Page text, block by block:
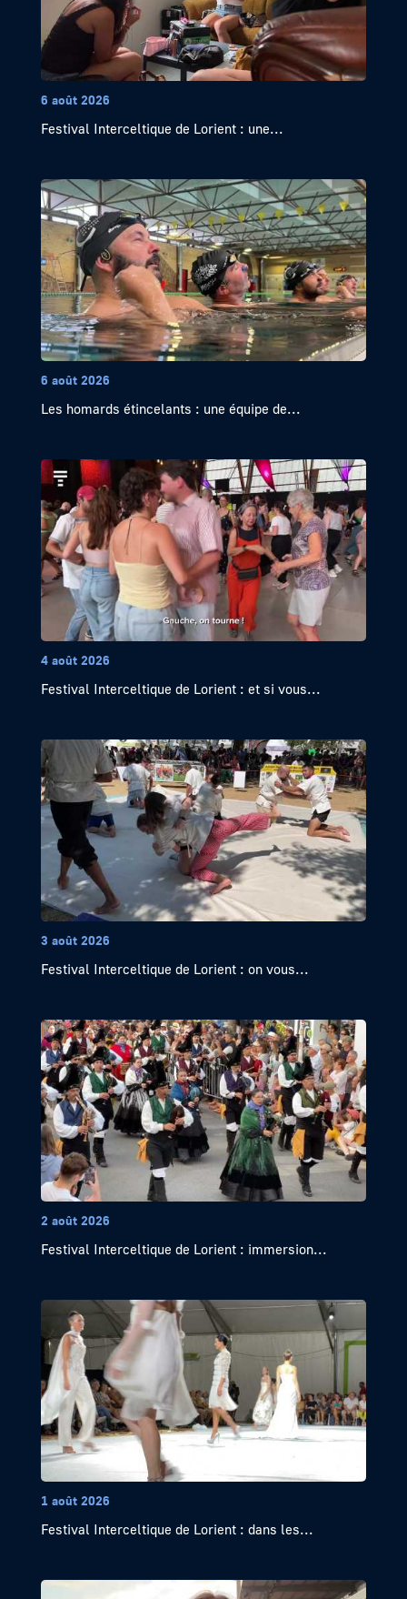
6 août 2026
Festival Interceltique de Lorient : une...
6 août 2026
Les homards étincelants : une équipe de...
4 août 2026
Festival Interceltique de Lorient : et si vous...
3 août 2026
Festival Interceltique de Lorient : on vous...
2 août 2026
Festival Interceltique de Lorient : immersion...
1 août 2026
Festival Interceltique de Lorient : dans les...